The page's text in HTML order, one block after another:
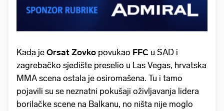
Kada je Orsat Zovko povukao FFC u SAD i
zagrebačko sjedište preselio u Las Vegas, hrvatska
MMA scena ostala je osiromašena. Tu i tamo
pojavili su se neznatni pokušaji oživljavanja lidera
borilačke scene na Balkanu, no ništa nije moglo